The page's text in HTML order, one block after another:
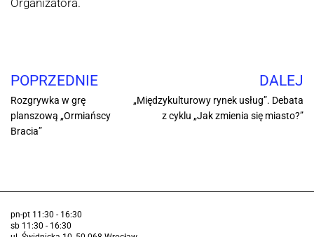
POPRZEDNIE
Rozgrywka w grę
planszową „Ormiańscy
Bracia”
DALEJ
„Międzykulturowy rynek usług”. Debata
z cyklu „Jak zmienia się miasto?”
pn-pt 11:30 - 16:30
sb 11:30 - 16:30